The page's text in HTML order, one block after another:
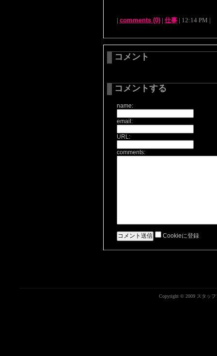
| comments (0)| 仕事| 12:14 PM |
コメント
コメントする
name:
email:
URL:
comments:
Cookieに登録
Copyright © 2009 スタッ